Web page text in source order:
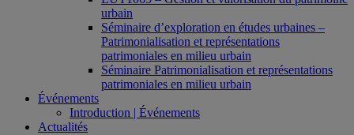
urbain
Séminaire d’exploration en études urbaines –
Patrimonialisation et représentations
patrimoniales en milieu urbain
Séminaire Patrimonialisation et représentations
patrimoniales en milieu urbain
Événements
Introduction | Événements
Actualités